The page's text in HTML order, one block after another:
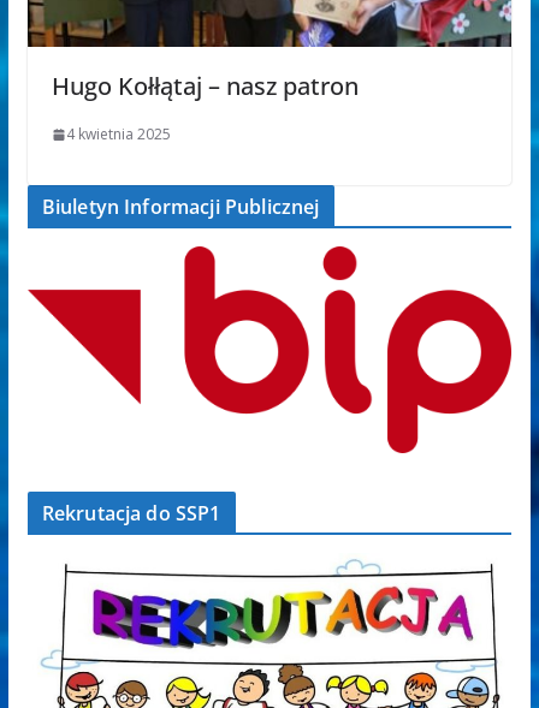
Hugo Kołłątaj – nasz patron
4 kwietnia 2025
Biuletyn Informacji Publicznej
Rekrutacja do SSP1